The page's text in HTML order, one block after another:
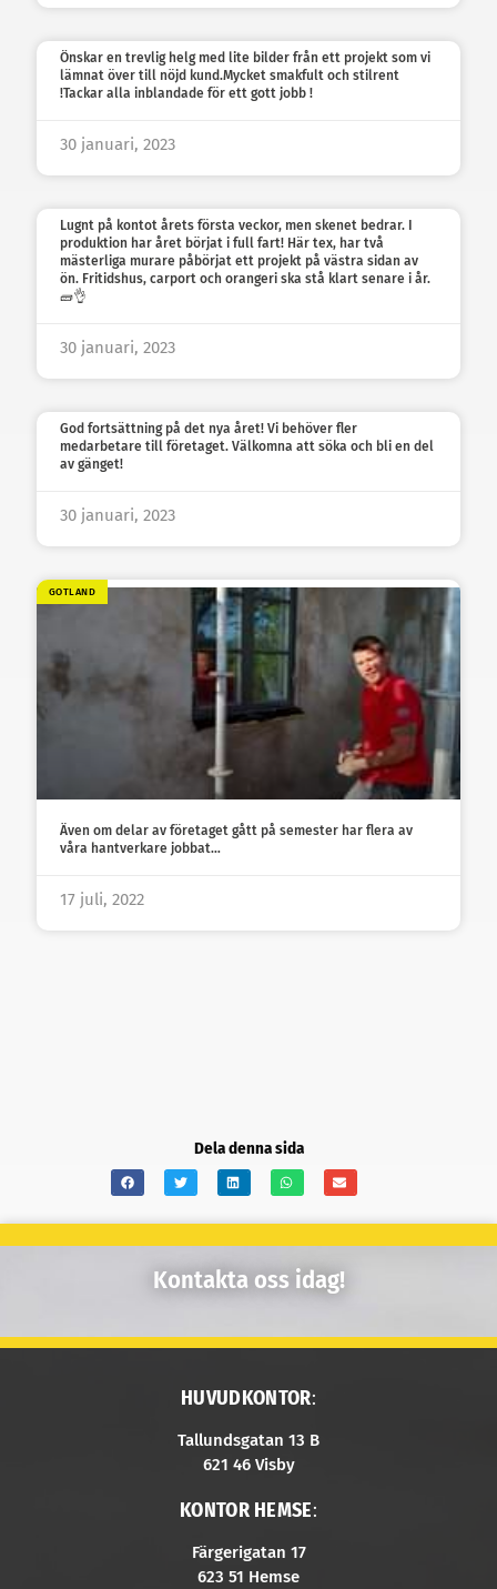
Önskar en trevlig helg med lite bilder från ett projekt som vi
lämnat över till nöjd kund.Mycket smakfult och stilrent
!Tackar alla inblandade för ett gott jobb !
30 januari, 2023
Lugnt på kontot årets första veckor, men skenet bedrar. I
produktion har året börjat i full fart! Här tex, har två
mästerliga murare påbörjat ett projekt på västra sidan av
ön. Fritidshus, carport och orangeri ska stå klart senare i år.
🧱👌
30 januari, 2023
God fortsättning på det nya året! Vi behöver fler
medarbetare till företaget. Välkomna att söka och bli en del
av gänget!
30 januari, 2023
GOTLAND
Även om delar av företaget gått på semester har flera av
våra hantverkare jobbat…
17 juli, 2022
Dela denna sida
Kontakta oss idag!
HUVUDKONTOR:
Tallundsgatan 13 B
621 46 Visby
KONTOR HEMSE:
Färgerigatan 17
623 51 Hemse